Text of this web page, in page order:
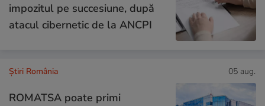
impozitul pe succesiune, după
atacul cibernetic de la ANCPI
Știri România 05 aug.
ROMATSA poate primi